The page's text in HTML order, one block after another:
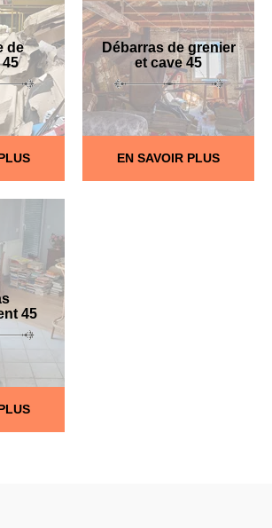
de
Débarras de grenier
et cave 45
EN SAVOIR PLUS
45